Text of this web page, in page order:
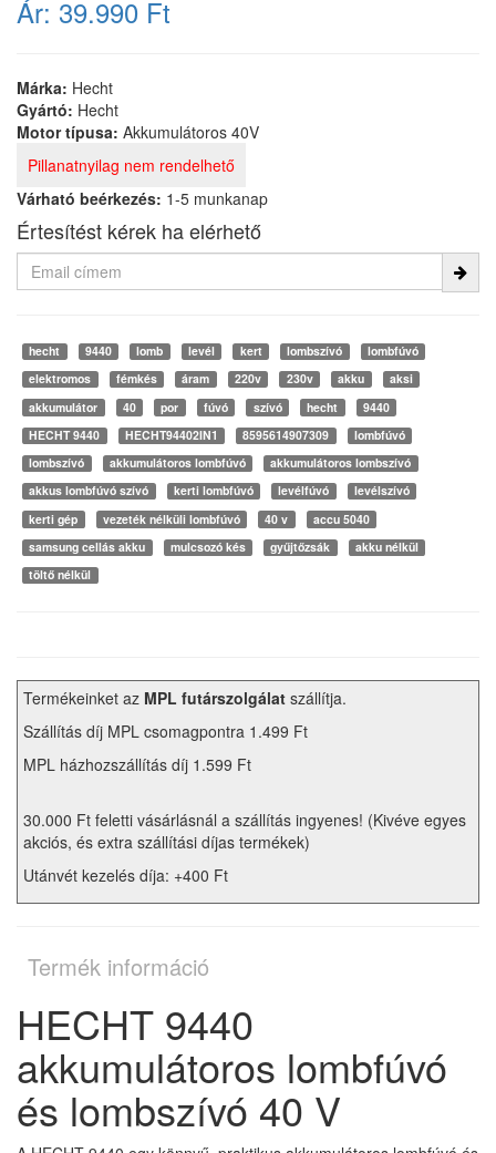
Ár: 39.990 Ft
Márka: Hecht
Gyártó: Hecht
Motor típusa: Akkumulátoros 40V
Pillanatnyilag nem rendelhető
Várható beérkezés: 1-5 munkanap
Értesítést kérek ha elérhető
hecht 9440 lomb levél kert lombszívó
lombfúvó
elektromos
fémkés áram 220v 230v akku
aksi
akkumulátor
40 por fúvó szívó hecht
9440
HECHT 9440
HECHT94402IN1 8595614907309
lombfúvó
lombszívó
akkumulátoros lombfúvó
akkumulátoros lombszívó
akkus lombfúvó szívó
kerti lombfúvó levélfúvó
levélszívó
kerti gép
vezeték nélküli lombfúvó 40 v
accu 5040
samsung cellás akku
mulcsozó kés gyűjtőzsák
akku nélkül
töltő nélkül
Termékeinket az MPL futárszolgálat szállítja.
Szállítás díj MPL csomagpontra 1.499 Ft
MPL házhozszállítás díj 1.599 Ft
30.000 Ft feletti vásárlásnál a szállítás ingyenes! (Kivéve egyes
akciós, és extra szállítási díjas termékek)
Utánvét kezelés díja: +400 Ft
Termék információ
HECHT 9440
akkumulátoros lombfúvó
és lombszívó 40 V